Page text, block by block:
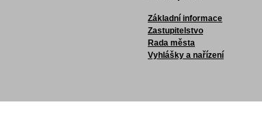
Základní informace
Zastupitelstvo
Rada města
Vyhlášky a nařízení